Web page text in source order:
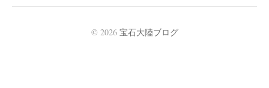
© 2026 宝石大陸ブログ